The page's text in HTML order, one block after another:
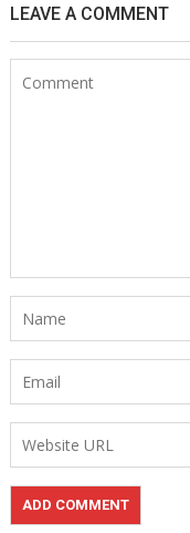
LEAVE A COMMENT